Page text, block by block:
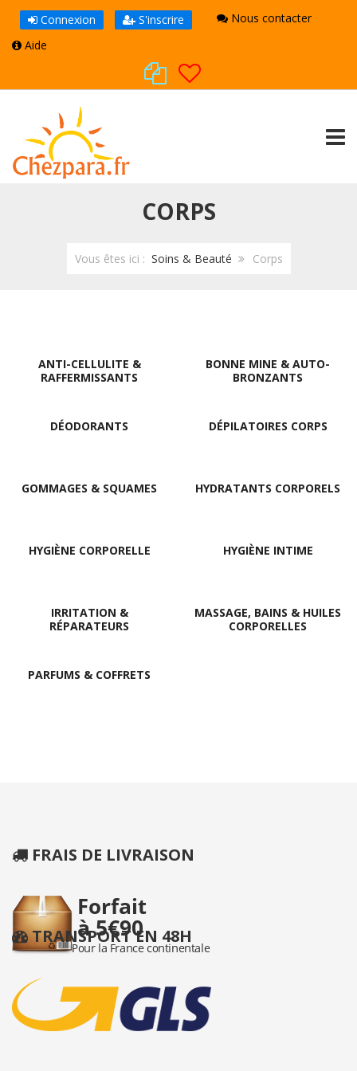
Connexion S'inscrire
Nous contacter
Aide
CORPS
Vous êtes ici : Soins & Beauté Corps
ANTI-CELLULITE &
RAFFERMISSANTS
BONNE MINE & AUTO-
BRONZANTS
DÉODORANTS DÉPILATOIRES CORPS
GOMMAGES & SQUAMES HYDRATANTS CORPORELS
HYGIÈNE CORPORELLE HYGIÈNE INTIME
IRRITATION &
RÉPARATEURS
MASSAGE, BAINS & HUILES
CORPORELLES
PARFUMS & COFFRETS
FRAIS DE LIVRAISON
TRANSPORT EN 48H